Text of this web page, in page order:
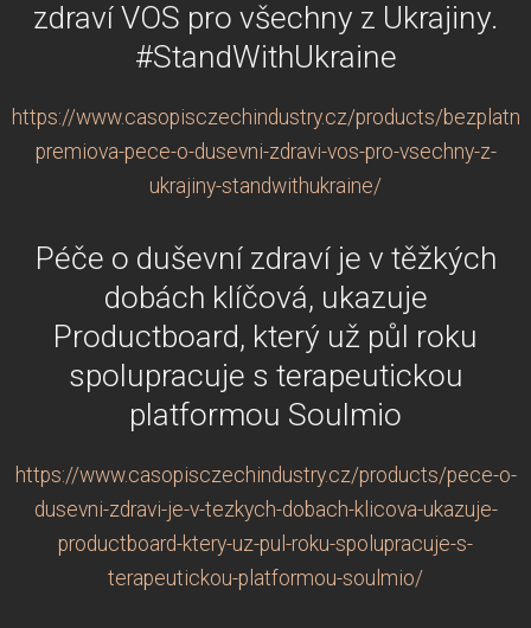
zdraví VOS pro všechny z Ukrajiny.
#StandWithUkraine
https://www.casopisczechindustry.cz/products/
premiova-pece-o-dusevni-zdravi-vos-pro-vsechny-z-
ukrajiny-standwithukraine/
Péče o duševní zdraví je v těžkých
dobách klíčová, ukazuje
Productboard, který už půl roku
spolupracuje s terapeutickou
platformou Soulmio
https://www.casopisczechindustry.cz/products/pece-o-
dusevni-zdravi-je-v-tezkych-dobach-klicova-ukazuje-
productboard-ktery-uz-pul-roku-spolupracuje-s-
terapeutickou-platformou-soulmio/